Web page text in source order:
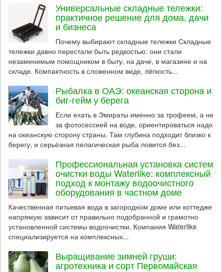
Универсальные складные тележки:
практичное решение для дома, дачи
и бизнеса
Почему выбирают складные тележки Складные
тележки давно перестали быть редкостью: они стали
незаменимым помощником в быту, на даче, в магазине и на
складе. Компактность в сложенном виде, лёгкость...
Рыбалка в ОАЭ: океанская сторона и
биг-гейм у берега
Если ехать в Эмираты именно за трофеем, а не
за фотосессией на воде, ориентироваться надо
на океанскую сторону страны. Там глубина подходит близко к
берегу, и серьёзная пелагическая рыба ловится без...
Профессиональная установка систем
очистки воды Waterlike: комплексный
подход к монтажу водоочистного
оборудования в частном доме
Качественная питьевая вода в загородном доме или коттедже
напрямую зависит от правильно подобранной и грамотно
установленной системы водоочистки. Компания Waterlike
специализируется на комплексных...
Выращивание зимней груши:
агротехника и сорт Первомайская